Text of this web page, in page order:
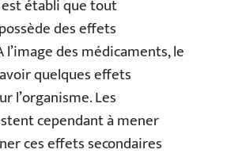
est établi que tout
des effets
l’image des médicaments, le
quelques effets
l’organisme. Les
cependant à mener
ces effets secondaires